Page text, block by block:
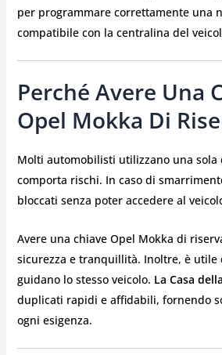
per programmare correttamente una
compatibile con la centralina del
Perché Avere Una
Opel Mokka Di
Molti automobilisti utilizzano una sola
comporta rischi. In caso di
bloccati senza poter accedere al
Avere una chiave Opel Mokka di
sicurezza e tranquillità. Inoltre, è utile
guidano lo stesso veicolo. La Casa
duplicati rapidi e affidabili, fornendo
ogni esigenza.